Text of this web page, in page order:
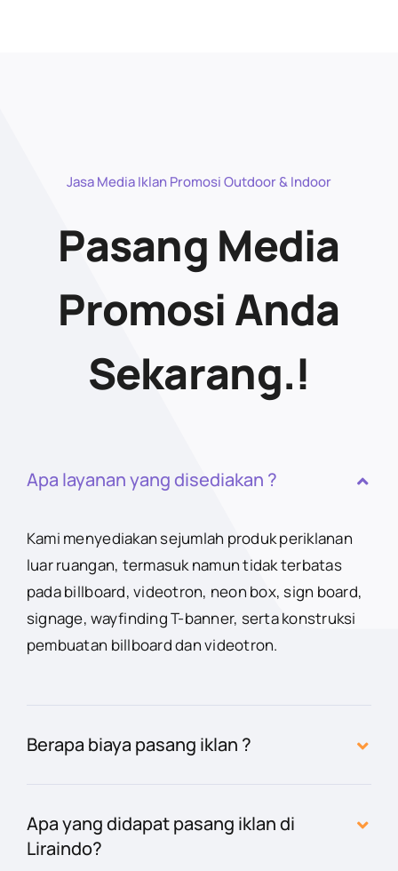
Jasa Media Iklan Promosi Outdoor & Indoor
Pasang Media
Promosi Anda
Sekarang.!
Apa layanan yang disediakan ?
Kami menyediakan sejumlah produk periklanan
luar ruangan, termasuk namun tidak terbatas
pada billboard, videotron, neon box, sign board,
signage, wayfinding T-banner, serta konstruksi
pembuatan billboard dan videotron.
Berapa biaya pasang iklan ?
Apa yang didapat pasang iklan di
Liraindo?